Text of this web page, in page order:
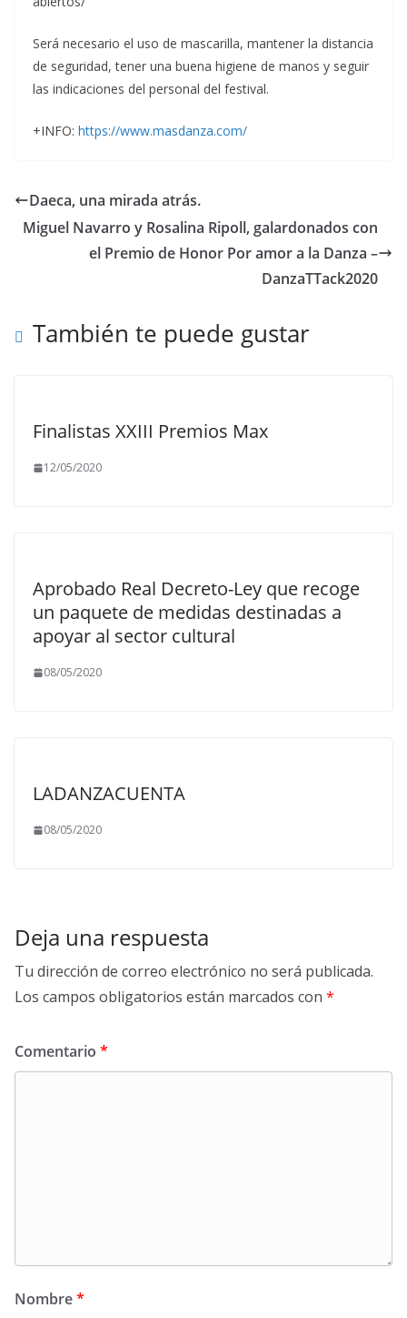
Será necesario el uso de mascarilla, mantener la distancia
de seguridad, tener una buena higiene de manos y seguir
las indicaciones del personal del festival.
+INFO: https://www.masdanza.com/
Daeca, una mirada atrás.
Miguel Navarro y Rosalina Ripoll, galardonados con
el Premio de Honor Por amor a la Danza –
DanzaTTack2020
También te puede gustar
Finalistas XXIII Premios Max
12/05/2020
Aprobado Real Decreto-Ley que recoge
un paquete de medidas destinadas a
apoyar al sector cultural
08/05/2020
LADANZACUENTA
08/05/2020
Deja una respuesta
Tu dirección de correo electrónico no será publicada.
Los campos obligatorios están marcados con *
Comentario *
Nombre*